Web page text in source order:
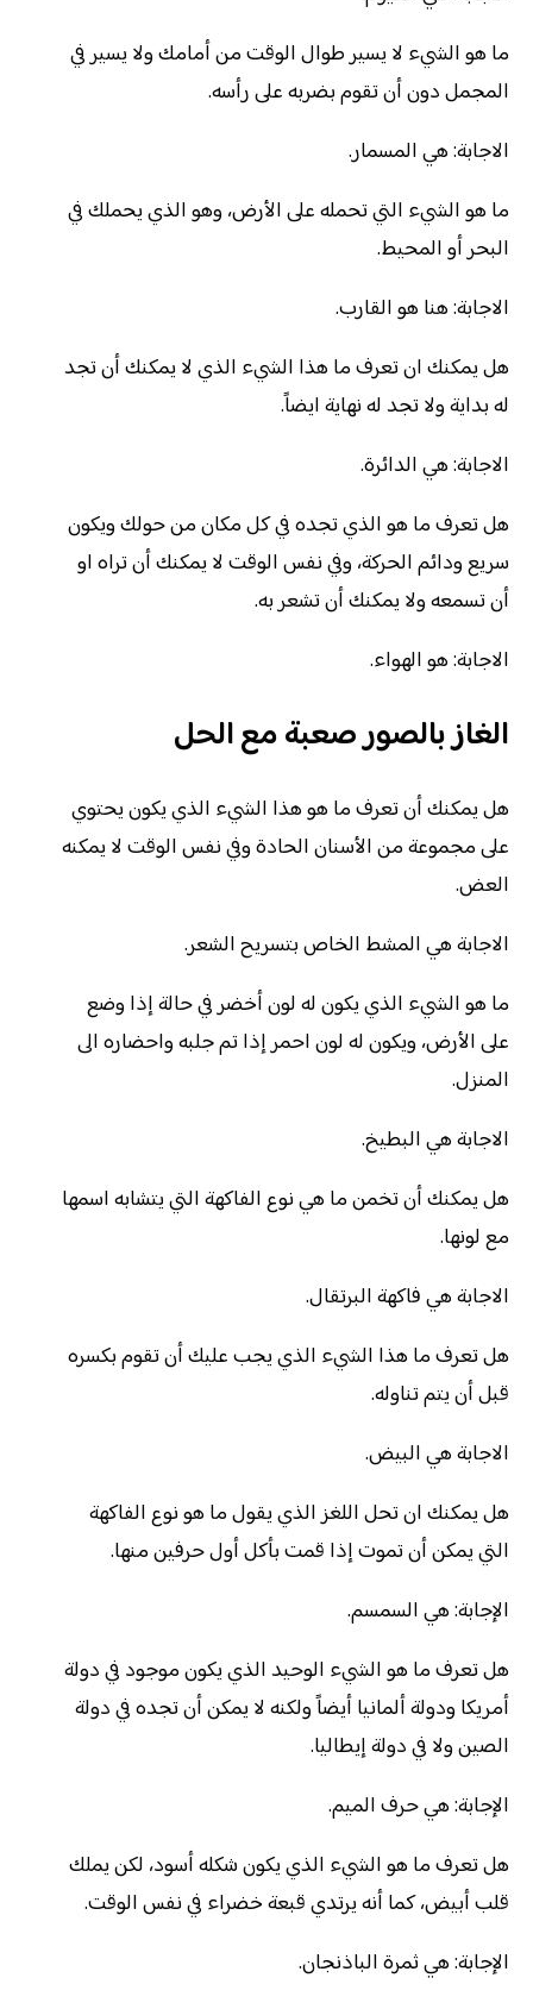
ما هو الشيء لا يسير طوال الوقت من أمامك ولا يسير في
المجمل دون أن تقوم بضربه على رأسه.
الاجابة: هي المسمار.
ما هو الشيء التي تحمله على الأرض، وهو الذي يحملك في
البحر أو المحيط.
الاجابة: هنا هو القارب.
هل يمكنك ان تعرف ما هذا الشيء الذي لا يمكنك أن تجد
له بداية ولا تجد له نهاية ايضاً.
الاجابة: هي الدائرة.
هل تعرف ما هو الذي تجده في كل مكان من حولك ويكون
سريع ودائم الحركة، وفي نفس الوقت لا يمكنك أن تراه او
أن تسمعه ولا يمكنك أن تشعر به.
الاجابة: هو الهواء.
الغاز بالصور صعبة مع الحل
هل يمكنك أن تعرف ما هو هذا الشيء الذي يكون يحتوي
على مجموعة من الأسنان الحادة وفي نفس الوقت لا يمكنه
العض.
الاجابة هي المشط الخاص بتسريح الشعر.
ما هو الشيء الذي يكون له لون أخضر في حالة إذا وضع
على الأرض، ويكون له لون احمر إذا تم جلبه واحضاره الى
المنزل.
الاجابة هي البطيخ.
هل يمكنك أن تخمن ما هي نوع الفاكهة التي يتشابه اسمها
مع لونها.
الاجابة هي فاكهة البرتقال.
هل تعرف ما هذا الشيء الذي يجب عليك أن تقوم بكسره
قبل أن يتم تناوله.
الاجابة هي البيض.
هل يمكنك ان تحل اللغز الذي يقول ما هو نوع الفاكهة
التي يمكن أن تموت إذا قمت بأكل أول حرفين منها.
الإجابة: هي السمسم.
هل تعرف ما هو الشيء الوحيد الذي يكون موجود في دولة
أمريكا ودولة ألمانيا أيضاً ولكنه لا يمكن أن تجده في دولة
الصين ولا في دولة إيطاليا.
الإجابة: هي حرف الميم.
هل تعرف ما هو الشيء الذي يكون شكله أسود، لكن يملك
قلب أبيض، كما أنه يرتدي قبعة خضراء في نفس الوقت.
الإجابة: هي ثمرة الباذنجان.